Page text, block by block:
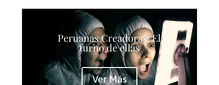
Peruanas Creadoras: El
turno de ellas
Ver Más